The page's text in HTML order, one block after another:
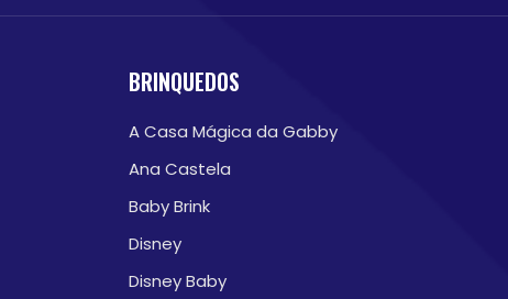
BRINQUEDOS
A Casa Mágica da Gabby
Ana Castela
Baby Brink
Disney
Disney Baby